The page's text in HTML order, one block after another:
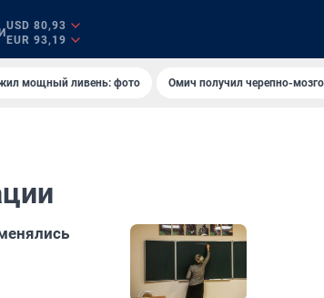
USD 80,93
EUR 93,19
мощный ливень: фото Омич получил черепно-